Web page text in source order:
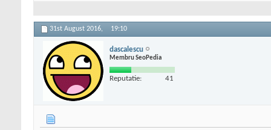
31st August 2016, 19:10
dascalescu
Membru SeoPedia
Reputatie: 41